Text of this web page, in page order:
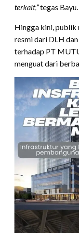
terkait,”tegas Bayu.
Hingga kini, publik
resmi dari DLH
terhadap PT
menguat dari